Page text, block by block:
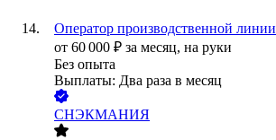
Оператор производственной линии
от 60 000 ₽ за месяц, на руки
Без опыта
Выплаты: Два раза в месяц
СНЭКМАНИЯ